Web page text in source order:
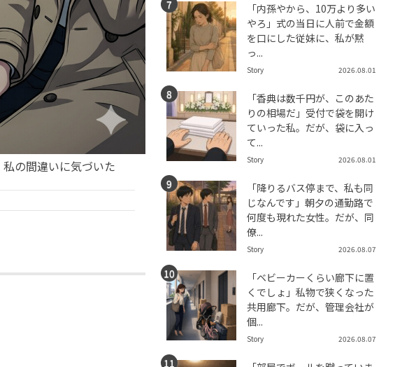
の間違いに気づいた
「内孫やから、10万より多い
やろ」式の当日に人前で金額
を口にした従妹に、私が黙
っ...
Story 2026.08.01
「香典は数千円が、このあた
りの相場だ」受付で袋を開け
ていった私。だが、袋に入っ
て...
Story 2026.08.01
「降りるバス停まで、私も同
じなんです」朝夕の通勤路で
何度も現れた女性。だが、同
僚...
Story 2026.08.07
「ベビーカーくらい廊下に置
くでしょ」私物で狭くなった
共用廊下。だが、管理会社が
個...
Story 2026.08.07